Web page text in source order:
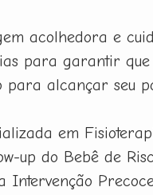
acolhedora e
para garantir
para alcançar seu
em
up do Bebê de
Intervenção